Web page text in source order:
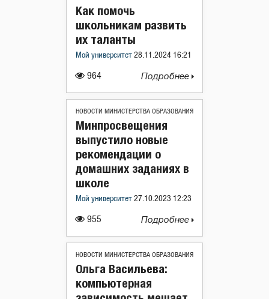
964
Как помочь
школьникам развить
их таланты
Мой университет 28.11.2024 16:21
Подробнее
НОВОСТИ МИНИСТЕРСТВА ОБРАЗОВАНИЯ
955
Минпросвещения
выпустило новые
рекомендации о
домашних заданиях в
школе
Мой университет 27.10.2023 12:23
Подробнее
НОВОСТИ МИНИСТЕРСТВА ОБРАЗОВАНИЯ
Ольга Васильева:
компьютерная